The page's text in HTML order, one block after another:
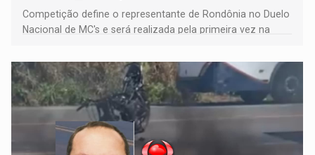
Competição define o representante de Rondônia no Duelo
Nacional de MC's e será realizada pela primeira vez na